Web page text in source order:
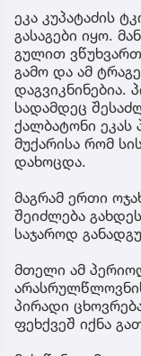
ეკა კუპატაძის
გასაგები იყო.
გულით ვწუხვართ
გამო და ამ
დაგვიკნინებია.
სადამდეც
ქალბატონი
მუქარისა რომ
დახოცდა.
მაგრამ ერთი
შეიძლება
საჯაროდ
მთელი ამ
პირადი
ფეხქვეშ იქნა